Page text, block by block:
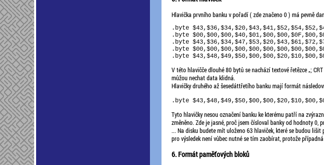
Hlavička prvního banku v pořadí ( zde značeno 0 ) má pevně
.byte
.byte
.byte
.byte
V této hlavičče dlouhé 80 bytů se nachází textové řetězce „; CRT
můžou nechat data klidná.
Hlavičky druhého až šesedáttřetího banku mají formát
.byte
Tyto hlavičky nesou označení banku ke kterému patří na
změněno. Zde je jasné, proč jsem čísloval banky od hodnoty
... Na disku budete mít uloženo 63 hlaviček, které se budou
pro výsledek není vůbec nutné se tím zaobírat, protože
6. Formát paměťových bloků